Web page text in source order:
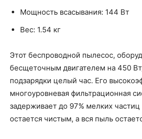
Мощность всасывания: 144 Вт
Вес: 1.54 кг
Этот беспроводной пылесос,
бесщеточным двигателем на 450
подзарядки целый час. Его
многоуровневая фильтрационная
задерживает до 97% мелких
остается чистым, а вся пыль